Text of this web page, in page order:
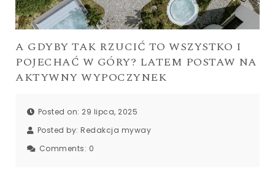
A GDYBY TAK RZUCIĆ TO WSZYSTKO I
POJECHAĆ W GÓRY? LATEM POSTAW NA
AKTYWNY WYPOCZYNEK
Posted on: 29 lipca, 2025
Posted by: Redakcja myway
Comments: 0